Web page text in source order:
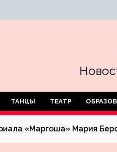
ТАНЦЫ ТЕАТР
«Маргоша» Мария